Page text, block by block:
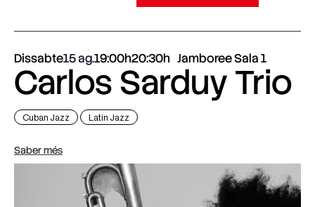
Dissabte15 ag.19:00h20:30h Jamboree Sala 1
Carlos Sarduy Trio
Cuban Jazz Latin Jazz
Saber més